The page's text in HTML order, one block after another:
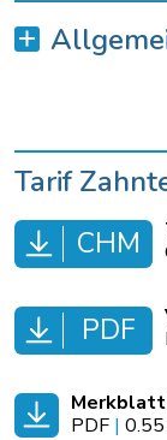
Tarif
CHM
PDF
PDF |